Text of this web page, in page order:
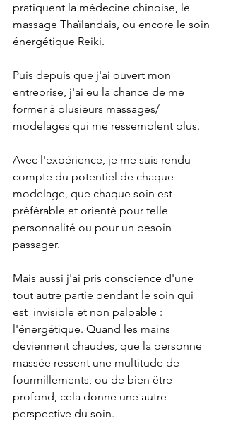
pratiquent la médecine chinoise, le
massage Thaïlandais, ou encore le soin
énergétique Reiki.
Puis depuis que j'ai ouvert mon
entreprise, j'ai eu la chance de me
former à plusieurs massages/
modelages qui me ressemblent plus.
Avec l'expérience, je me suis rendu
compte du potentiel de chaque
modelage, que chaque soin est
préférable et orienté pour telle
personnalité ou pour un besoin
passager.
Mais aussi j'ai pris conscience d'une
tout autre partie pendant le soin qui
est  invisible et non palpable :
l'énergétique. Quand les mains
deviennent chaudes, que la personne
massée ressent une multitude de
fourmillements, ou de bien être
profond, cela donne une autre
perspective du soin.